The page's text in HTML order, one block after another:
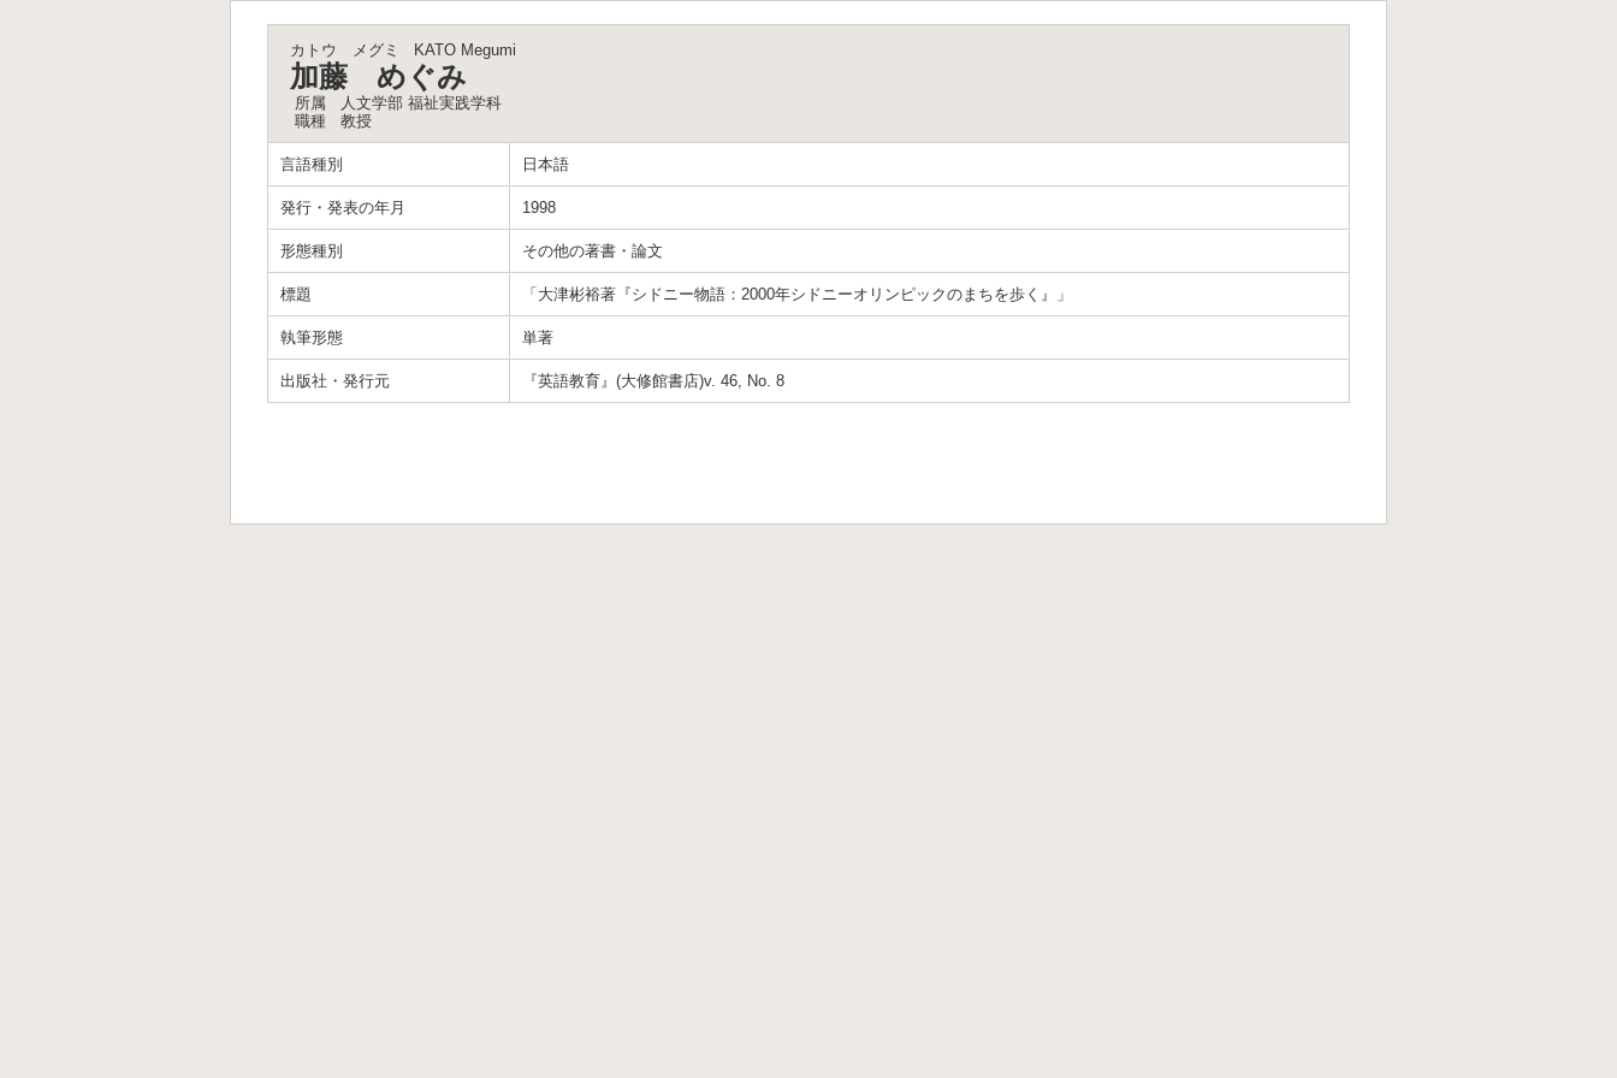
カトウ メグミ KATO Megumi
加藤 めぐみ
所属
人文学部 福祉実践学科
職種
教授
言語種別 日本語
発行・発表の年月 1998
形態種別 その他の著書・論文
標題 「大津彬裕著『シドニー物語：2000年シドニーオリンピックのまちを歩く』」
執筆形態 単著
出版社・発行元 『英語教育』(大修館書店)v. 46, No. 8